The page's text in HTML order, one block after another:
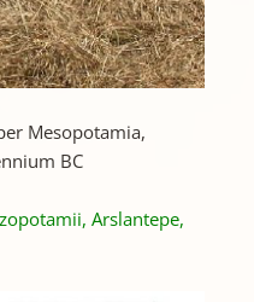
Mesopotamia,
BC
Arslantepe,